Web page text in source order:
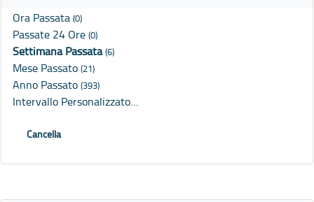
Ora Passata (0)
Passate 24 Ore (0)
Settimana Passata(6)
Mese Passato (21)
Anno Passato (393)
Intervallo Personalizzato…
Cancella